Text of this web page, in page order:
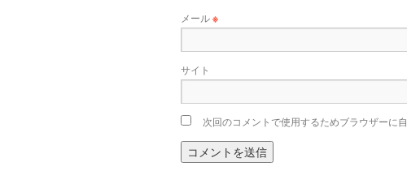
メール※
サイト
次回のコメントで使用するためブラウザーに